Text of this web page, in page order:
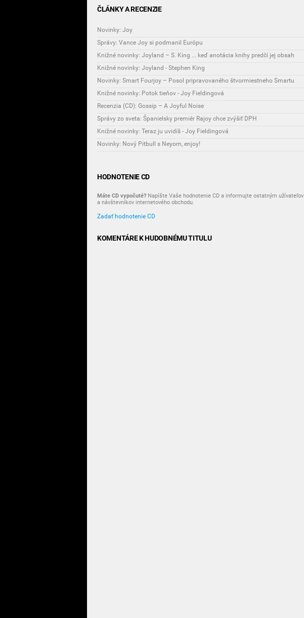
ČLÁNKY A RECENZIE
Novinky: Joy
Správy: Vance Joy si podmanil Európu
Knižné novinky: Joyland – S. King ... keď anotácia knihy predčí jej obsah
Knižné novinky: Joyland - Stephen King
Novinky: Smart Fourjoy – Posol pripravovaného štvormiestneho Smartu
Knižné novinky: Potok tieňov - Joy Fieldingová
Recenzia (CD): Gossip – A Joyful Noise
Správy zo sveta: Španielsky premiér Rajoy chce zvýšiť DPH
Knižné novinky: Teraz ju uvidíš - Joy Fieldingová
Novinky: Nový Pitbull s Neyom, enjoy!
HODNOTENIE CD
Máte CD vypočuté? Napíšte Vaše hodnotenie CD a informujte ostatným užívateľov
a návštevníkov internetového obchodu.
Zadať hodnotenie CD
KOMENTÁRE K HUDOBNÉMU TITULU